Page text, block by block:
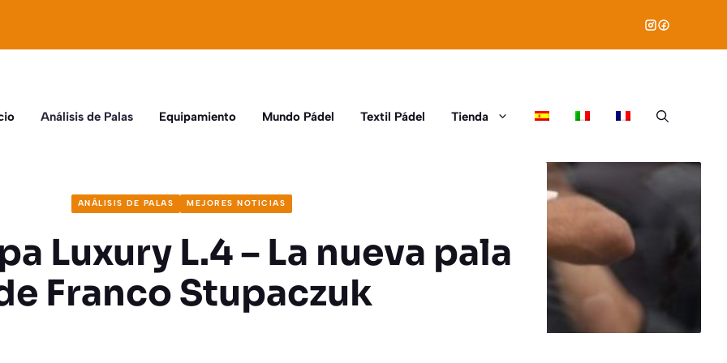
Análisis de Palas Equipamiento Mundo Pádel Textil Pádel Tienda
ANÁLISIS DE PALAS MEJORES NOTICIAS
Luxury L.4 – La nueva pala
Franco Stupaczuk